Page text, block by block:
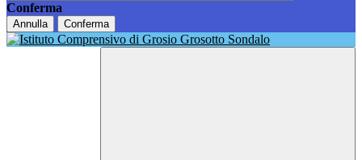
Conferma
Annulla Conferma